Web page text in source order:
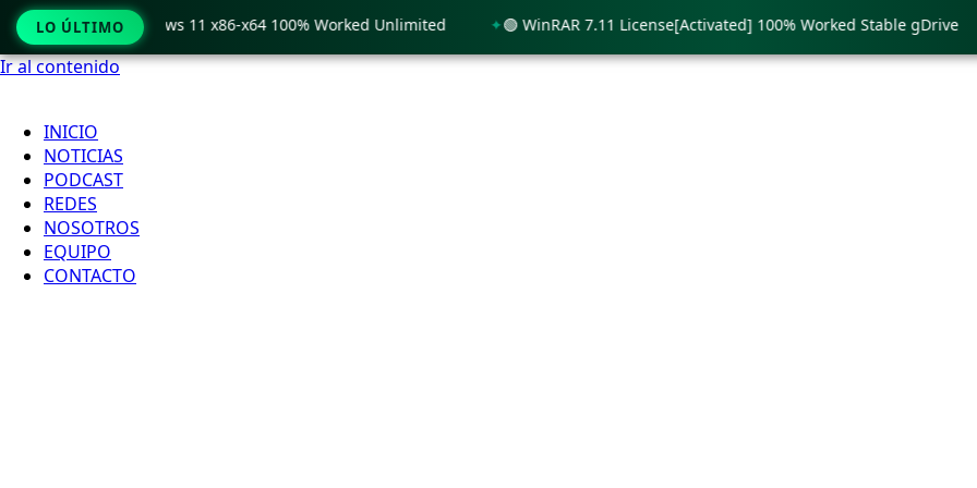
Ir al contenido
INICIO
NOTICIAS
PODCAST
REDES
NOSOTROS
EQUIPO
CONTACTO
LO ÚLTIMO
only Windows 11 x86-x64 100% Worked Unlimited 🟢 WinRAR 7.11 License[Activated] 100% Worked Stable gDrive